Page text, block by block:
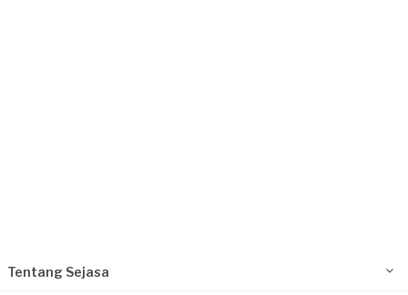
Tentang Sejasa